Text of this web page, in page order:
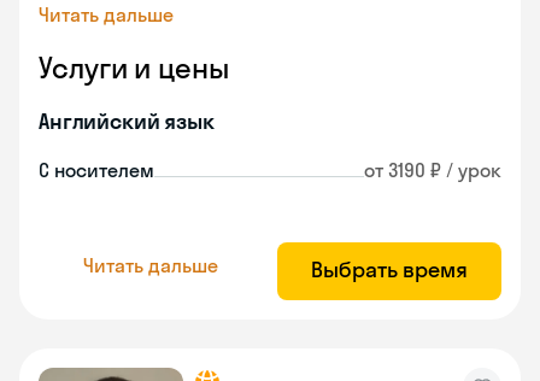
Читать дальше
Услуги и цены
Английский язык
С носителем от 3190 ₽ / урок
Читать дальше Выбрать время